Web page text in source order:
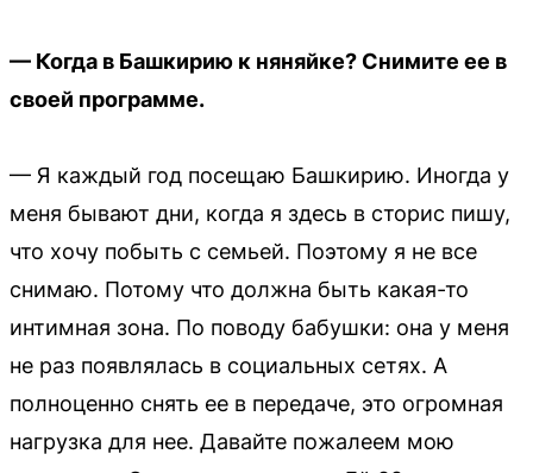
— Когда в Башкирию к няняйке? Снимите ее в
своей программе.
— Я каждый год посещаю Башкирию. Иногда у
меня бывают дни, когда я здесь в сторис пишу,
что хочу побыть с семьей. Поэтому я не все
снимаю. Потому что должна быть какая-то
интимная зона. По поводу бабушки: она у меня
не раз появлялась в социальных сетях. А
полноценно снять ее в передаче, это огромная
нагрузка для нее. Давайте пожалеем мою